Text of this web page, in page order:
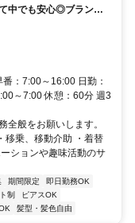
中でも安心◎ブランク
シフト融通◎Wワーク
：7:00～16:00 日勤：
～7:00 休憩：60分 週3
全般をお願いします。
移乗、移動介助 ・着替
ションや趣味活動のサ
期間限定
即日勤務OK
制
ピアスOK
髪型・髪色自由